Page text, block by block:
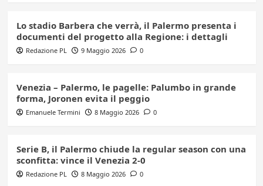
Lo stadio Barbera che verrà, il Palermo presenta i
documenti del progetto alla Regione: i dettagli
Redazione PL 9 Maggio 2026 0
Venezia – Palermo, le pagelle: Palumbo in grande
forma, Joronen evita il peggio
Emanuele Termini 8 Maggio 2026 0
Serie B, il Palermo chiude la regular season con una
sconfitta: vince il Venezia 2-0
Redazione PL 8 Maggio 2026 0